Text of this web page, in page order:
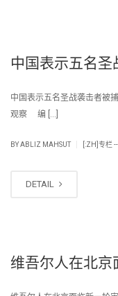
中国表示五名圣
中国表示五名圣战袭击者被
观察 编 […]
BYABLIZ MAHSUT [:ZH]专栏
DETAIL
维吾尔人在北京